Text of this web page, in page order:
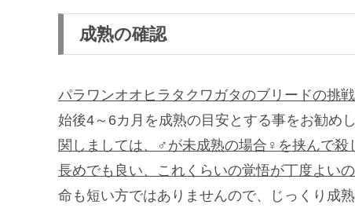
成熟の確認
パラワンオオヒラタクワガタのブリードの挑
始後4～6カ月を成熟の目安とする事をお勧めし
関しましては、♂が未成熟の場合♀を挟んで
長めでも良い、これくらいの覚悟が丁度よいの
命も短い方ではありませんので、じっくり成